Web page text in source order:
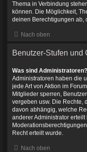
Thema in Verbindung
können. Die Möglichkeit,
deinen Berechtigungen ab,
Nach oben
Benutzer-Stufen und
Was sind Administratoren?
Administratoren haben die
jede Art von Aktion im
Mitglieder sperren,
vergeben usw. Die Rechte,
davon abhängig, welche
anderer Administrator
Recht erteilt wurde.
Nach oben